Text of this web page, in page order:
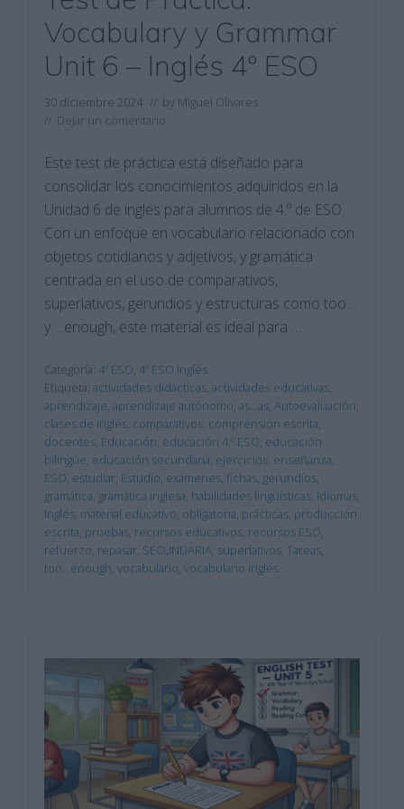
Vocabulary y Grammar
Unit 6 – Inglés 4º ESO
30 diciembre 2024 // by Miguel Olivares
// Dejar un comentario
Este test de práctica está diseñado para
consolidar los conocimientos adquiridos en la
Unidad 6 de inglés para alumnos de 4.º de ESO.
Con un enfoque en vocabulario relacionado con
objetos cotidianos y adjetivos, y gramática
centrada en el uso de comparativos,
superlativos, gerundios y estructuras como too…
y …enough, este material es ideal para …
Categoría: 4º ESO, 4º ESO Inglés
Etiqueta: actividades didácticas, actividades educativas,
aprendizaje, aprendizaje autónomo, as...as, Autoevaluación,
clases de inglés, comparativos, comprensión escrita,
docentes, Educación, educación 4.º ESO, educación
bilingüe, educación secundaria, ejercicios, enseñanza,
ESO, estudiar, Estudio, exámenes, fichas, gerundios,
gramática, gramática inglesa, habilidades lingüísticas, Idiomas,
Inglés, material educativo, obligatoria, prácticas, producción
escrita, pruebas, recursos educativos, recursos ESO,
refuerzo, repasar, SECUNDARIA, superlativos, Tareas,
too...enough, vocabulario, vocabulario inglés